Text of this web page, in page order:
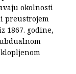
okolnosti
preustrojem
1867. godine,